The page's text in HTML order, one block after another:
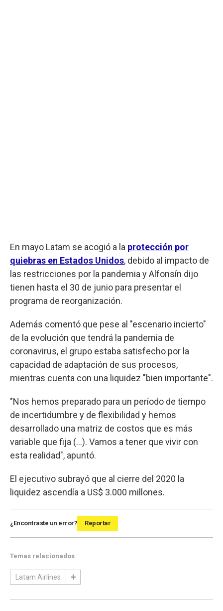
En mayo Latam se acogió a la protección por
quiebras en Estados Unidos, debido al impacto de
las restricciones por la pandemia y Alfonsín dijo
tienen hasta el 30 de junio para presentar el
programa de reorganización.
Además comentó que pese al "escenario incierto"
de la evolución que tendrá la pandemia de
coronavirus, el grupo estaba satisfecho por la
capacidad de adaptación de sus procesos,
mientras cuenta con una liquidez "bien importante".
"Nos hemos preparado para un período de tiempo
de incertidumbre y de flexibilidad y hemos
desarrollado una matriz de costos que es más
variable que fija (...). Vamos a tener que vivir con
esta realidad", apuntó.
El ejecutivo subrayó que al cierre del 2020 la
liquidez ascendía a US$ 3.000 millones.
¿Encontraste un error? Reportar
Temas relacionados
Latam Airlines